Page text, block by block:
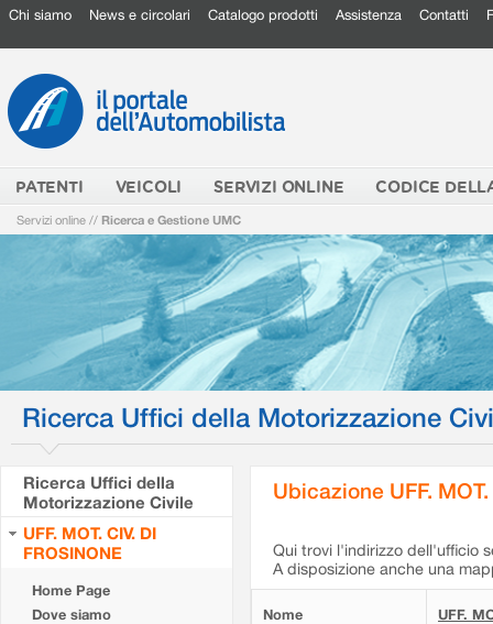
Chi siamo News e circolari Catalogo prodotti Assistenza Contatti
PATENTI VEICOLI SERVIZI ONLINE CODICE
Servizi online // Ricerca e Gestione UMC
Ricerca Uffici della Motorizzazione
Ricerca Uffici della
Motorizzazione Civile
UFF. MOT. CIV. DI
FROSINONE
Home Page
Dove siamo
Ubicazione UFF.
Qui trovi l'indirizzo dell'ufficio
A disposizione anche una
Nome UFF.